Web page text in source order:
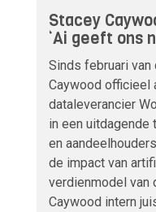
Stacey
‘Ai geeft ons
Sinds februari van
Caywood officieel
dataleverancier
in een uitdagende
en
de impact van
verdienmodel van
Caywood intern